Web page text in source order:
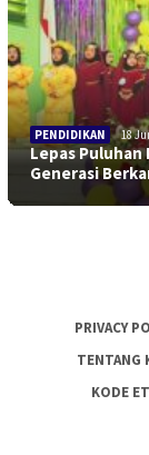
PENDIDIKAN 18
Lepas Puluhan
Generasi
PRIVACY
TENTANG
KODE